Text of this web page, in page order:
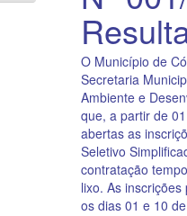
O Município de
Secretaria
Ambiente e
que, a partir de
abertas as
Seletivo
contratação
lixo. As
os dias 01 e 10